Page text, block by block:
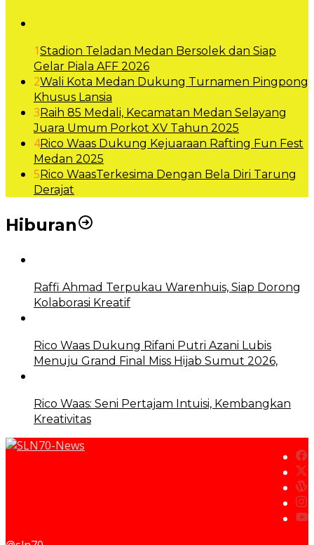
1Stadion Teladan Medan Bersolek dan Siap
Gelar Piala AFF 2026
2Wali Kota Medan Dukung Turnamen Pingpong
Khusus Lansia
3 Raih 85 Medali, Kecamatan Medan Selayang
Juara Umum Porkot XV Tahun 2025
4Rico Waas Dukung Kejuaraan Rafting Fun Fest
Medan 2025
5 Rico WaasTerkesima Dengan Bela Diri Tarung
Derajat
Hiburan
Raffi Ahmad Terpukau Warenhuis, Siap Dorong
Kolaborasi Kreatif
Rico Waas Dukung Rifani Putri Azani Lubis
Menuju Grand Final Miss Hijab Sumut 2026,
Rico Waas: Seni Pertajam Intuisi, Kembangkan
Kreativitas